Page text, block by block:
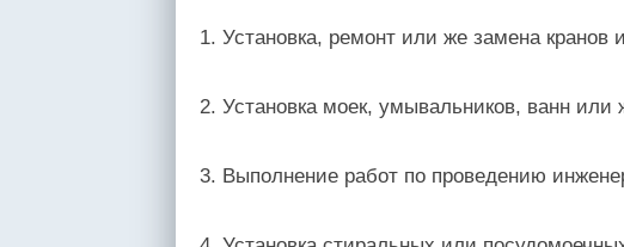
1. Установка, ремонт или же замена кранов
2. Установка моек, умывальников, ванн
3. Выполнение работ по проведению